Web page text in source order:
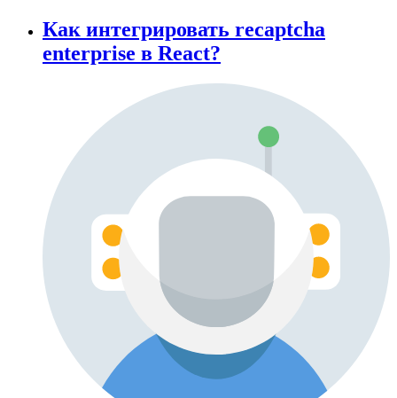
Как интегрировать recaptcha
enterprise в React?